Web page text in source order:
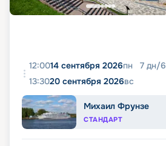
12:0014 сентября 2026пн 7 дн/6
13:3020 сентября 2026вс
Михаил Фрунзе
СТАНДАРТ